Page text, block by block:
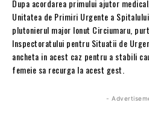
Dupa acordarea primului ajutor
Unitatea de Primiri Urgente a
plutonierul major Ionut Circiumaru,
Inspectoratului pentru Situatii de
ancheta in acest caz pentru a stabili
femeie sa recurga la acest gest.
-